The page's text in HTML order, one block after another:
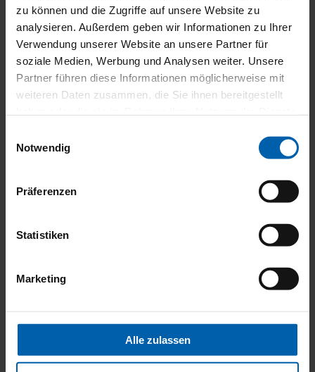
zu können und die Zugriffe auf unsere Website zu
analysieren. Außerdem geben wir Informationen zu Ihrer
Verwendung unserer Website an unsere Partner für
soziale Medien, Werbung und Analysen weiter. Unsere
Partner führen diese Informationen möglicherweise mit
weiteren Daten zusammen, die Sie ihnen bereitgestellt
Notwendig
Präferenzen
Statistiken
Marketing
Alle zulassen